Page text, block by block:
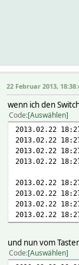
22 Februar 2013,
wenn ich den
Code Auswählen
2013.02.22
2013.02.22
2013.02.22
2013.02.22
2013.02.22
2013.02.22
2013.02.22
2013.02.22
und nun vom
Code Auswählen